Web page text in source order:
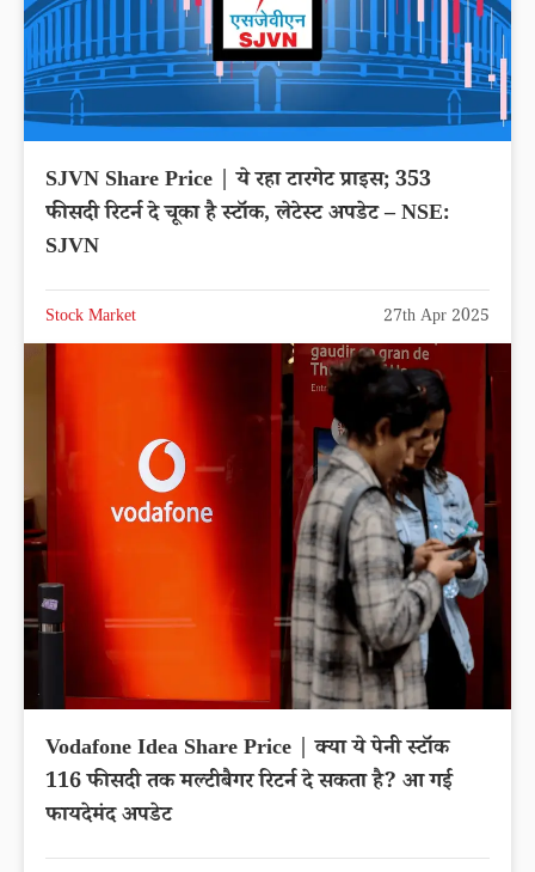
SJVN Share Price | ये रहा टारगेट प्राइस; 353
फीसदी रिटर्न दे चूका है स्टॉक, लेटेस्ट अपडेट – NSE:
SJVN
Stock Market 27th Apr 2025
Vodafone Idea Share Price | क्या ये पेनी स्टॉक
116 फीसदी तक मल्टीबैगर रिटर्न दे सकता है? आ गई
फायदेमंद अपडेट